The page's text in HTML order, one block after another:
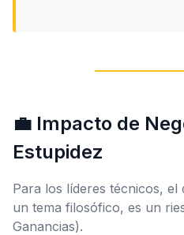
💼 Impacto de
Estupidez
Para los líderes técnicos, el
un tema filosófico, es un
Ganancias).